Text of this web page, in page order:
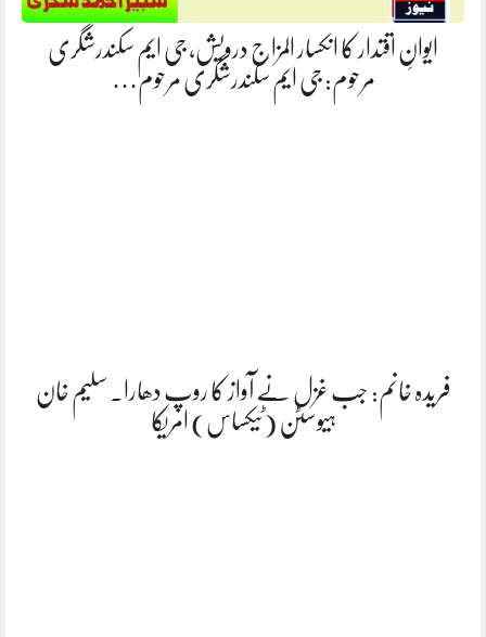
ایوانِ اقتدار کا انکسار المزاج درویش، جی ایم سکندرشگری
مرحوم: جی ایم سکندرشگری مرحوم…
فریدہ خانم: جب غزل نے آواز کا روپ دھارا. سلیم خان
ہیوسٹن (ٹیکساس) امریکا